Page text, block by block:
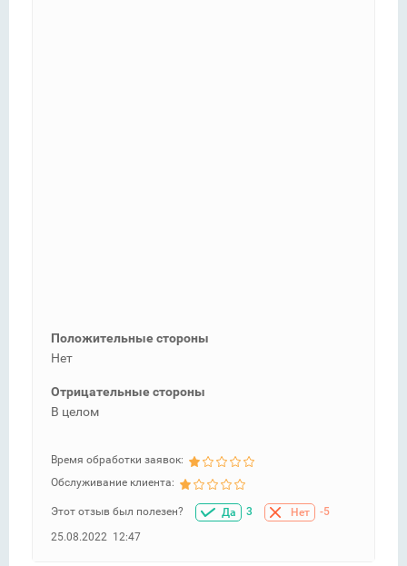
Положительные стороны
Нет
Отрицательные стороны
В целом
Время обработки заявок:
Обслуживание клиента:
Этот отзыв был полезен? Да 3 Нет
-5
25.08.2022 12:47